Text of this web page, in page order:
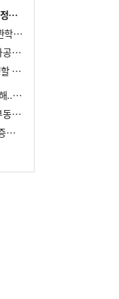
이 대통령 "청년들 거의 취약계층…핵심 정책 재편""
이 대통령 "육사가 쿠데타 3번 벌여…사관학교 통합 신속히 추진"
이 대통령, "메아리 없는 함성 같지만 평화공존책 계속해야"
李 “형소법 개정 논란 있으나 입법권 부정할 만큼은 아냐”(종합)
이 대통령 "의견 다르다고 거부권 사용못해.. 입법권 부정할 상황이라 보기 어려워"
부정평가 첫 50% 넘어선 李, 귀국 직후 부동산·증시 점검(종합)
이 대통령 지지율 45.9% 취임 후 최저…증시 폭락·연임 개헌 논란 영향